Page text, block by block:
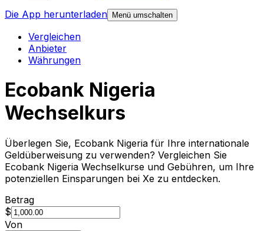
Die App herunterladen
Menü umschalten
Vergleichen
Anbieter
Währungen
Ecobank Nigeria
Wechselkurs
Überlegen Sie, Ecobank Nigeria für Ihre internationale
Geldüberweisung zu verwenden? Vergleichen Sie
Ecobank Nigeria Wechselkurse und Gebühren, um Ihre
potenziellen Einsparungen bei Xe zu entdecken.
Betrag
$
Von